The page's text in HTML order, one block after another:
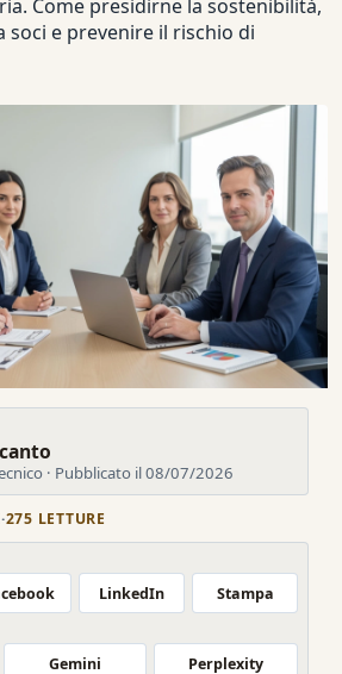
Come presidirne la sostenibilità,
e prevenire il rischio di
· Pubblicato il 08/07/2026
·275 LETTURE
LinkedIn Stampa
Gemini Perplexity